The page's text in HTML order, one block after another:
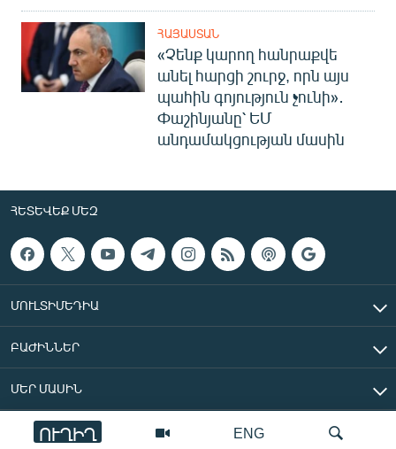
ENG
ՈՒՂԻՂ
ՀԱՅԱՍՏԱՆ
«Չենք կարող հանրաքվե
անել հարցի շուրջ, որն այս
պահին գոյություն չունի»․
Փաշինյանը՝ ԵՄ
անդամակցության մասին
ՀԵՏԵՎԵՔ ՄԵԶ
ՄՈՒԼՏԻՄԵԴԻԱ
ԲԱԺԻՆՆԵՐ
ՄԵՐ ՄԱՍԻՆ
«Ազատ Եվրոպա/Ազատություն» ռադիոկայան © 2026